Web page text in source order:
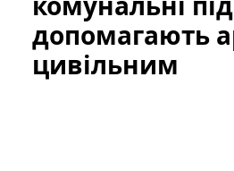
допомагають
цивільним